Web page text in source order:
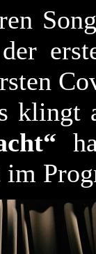
klingt